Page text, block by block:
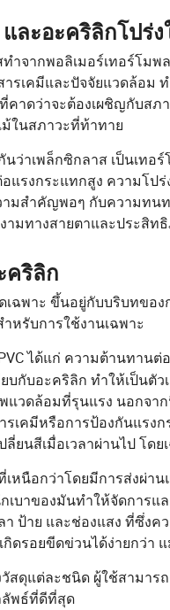
ละอะคริลิกโปร่ง
ทำจากพอลิเมอร์เทอร์โ
เคมีและปัจจัยแวดล้อม
คาดว่าจะต้องเผชิญกับส
ในสภาวะที่ท้าทาย
ว่าเพล็กซิกลาส เป็นเทอ
รงกระแทกสูง ความโป
มสำคัญพอๆ กับความทน
มทางสายตาและประสิท
คริลิก
ฉพาะ ขึ้นอยู่กับบริบทของ
หรับการใช้งานเฉพาะ
ได้แก่ ความต้านทาน
บกับอะคริลิก ทำให้เป็นตั
แวดล้อมที่รุนแรง นอกจา
คมีหรือการป้องกันแรง
ยนสีเมื่อเวลาผ่านไป โด
หนือกว่าโดยมีการส่งผ่า
บาของมันทำให้จัดการแ
ป้าย และช่องแสง ที่ซึ่ง
กิดรอยขีดข่วนได้ง่ายกว่
สดุแต่ละชนิด ผู้ใช้สามา
ลัพธ์ที่ดีที่สุด